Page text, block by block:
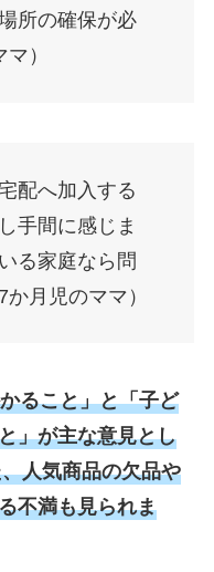
所の確保が必
）
配へ加入する
手間に感じま
る家庭なら問
月児のママ）
ること」と「子ど
」が主な意見とし
人気商品の欠品や
不満も見られま